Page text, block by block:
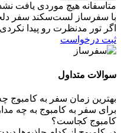
متاسفانه هیچ موردی یافت
با سفرساز لست‌سکند سفر
اگر تور مدنظرت رو پیدا
ثبت درخواست
سوالات متداول
بهترین زمان سفر به کامبوج
برای سفر به کامبوج به چه
کامبوج کجاست؟